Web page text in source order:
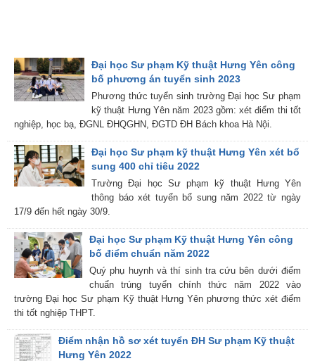
Đại học Sư phạm Kỹ thuật Hưng Yên công
bố phương án tuyển sinh 2023
Phương thức tuyển sinh trường Đại học Sư phạm
kỹ thuật Hưng Yên năm 2023 gồm: xét điểm thi tốt
nghiệp, học bạ, ĐGNL ĐHQGHN, ĐGTD ĐH Bách khoa Hà Nội.
Đại học Sư phạm kỹ thuật Hưng Yên xét bổ
sung 400 chỉ tiêu 2022
Trường Đại học Sư phạm kỹ thuật Hưng Yên
thông báo xét tuyển bổ sung năm 2022 từ ngày
17/9 đến hết ngày 30/9.
Đại học Sư phạm Kỹ thuật Hưng Yên công
bố điểm chuẩn năm 2022
Quý phụ huynh và thí sinh tra cứu bên dưới điểm
chuẩn trúng tuyển chính thức năm 2022 vào
trường Đại học Sư phạm Kỹ thuật Hưng Yên phương thức xét điểm
thi tốt nghiệp THPT.
Điểm nhận hồ sơ xét tuyển ĐH Sư phạm Kỹ thuật
Hưng Yên 2022